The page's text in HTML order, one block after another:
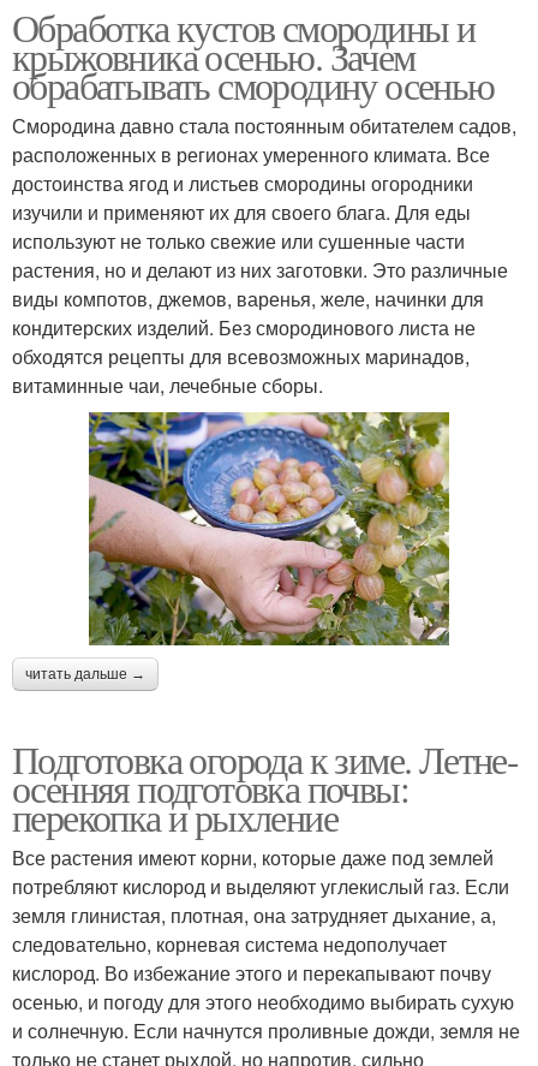
Обработка кустов смородины и
крыжовника осенью. Зачем
обрабатывать смородину осенью
Смородина давно стала постоянным обитателем садов,
расположенных в регионах умеренного климата. Все
достоинства ягод и листьев смородины огородники
изучили и применяют их для своего блага. Для еды
используют не только свежие или сушенные части
растения, но и делают из них заготовки. Это различные
виды компотов, джемов, варенья, желе, начинки для
кондитерских изделий. Без смородинового листа не
обходятся рецепты для всевозможных маринадов,
витаминные чаи, лечебные сборы.
читать дальше →
Подготовка огорода к зиме. Летне-
осенняя подготовка почвы:
перекопка и рыхление
Все растения имеют корни, которые даже под землей
потребляют кислород и выделяют углекислый газ. Если
земля глинистая, плотная, она затрудняет дыхание, а,
следовательно, корневая система недополучает
кислород. Во избежание этого и перекапывают почву
осенью, и погоду для этого необходимо выбирать сухую
и солнечную. Если начнутся проливные дожди, земля не
только не станет рыхлой, но напротив, сильно